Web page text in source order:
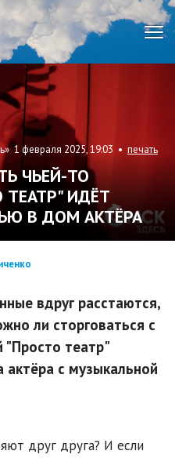
1 февраля 2025, 19:03 • печать
ЧЬЕЙ-ТО
ТЕАТР" ИДЁТ
В ДОМ АКТЁРА
вдруг расстаются,
ли сторговаться с
"Просто театр"
с музыкальной
друг друга? И если